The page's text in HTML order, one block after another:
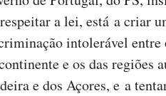
a lei, está a criar
intolerável entre
e os das regiões
e dos Açores, e a